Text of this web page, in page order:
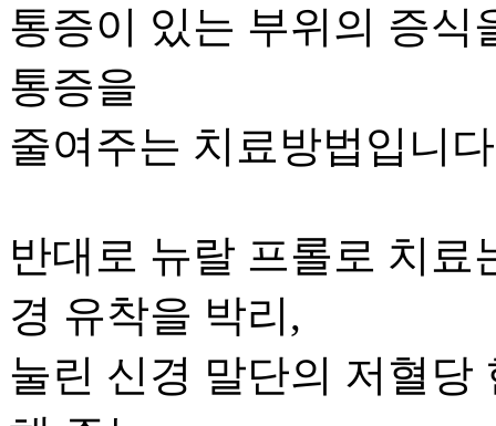
통증이 있는 부위의 증식
통증을
줄여주는 치료방법입니
반대로 뉴랄 프롤로 치
경 유착을 박리,
눌린 신경 말단의 저혈당